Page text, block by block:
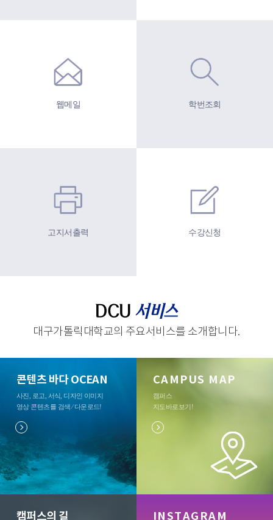
웹메일 학번조회
고지서출력 수강신청
DCU 서비스
대구가톨릭대학교의 주요서비스를 소개합니다.
콘텐츠 바다 OCEAN
사진, 로고, 서식, 디자인 이미지
영상 콘텐츠를 검색 ⁄ 다운로드!
캠퍼스의 길
CAMPUS MAP
캠퍼스
지도바로보기!
INSTAGRAM